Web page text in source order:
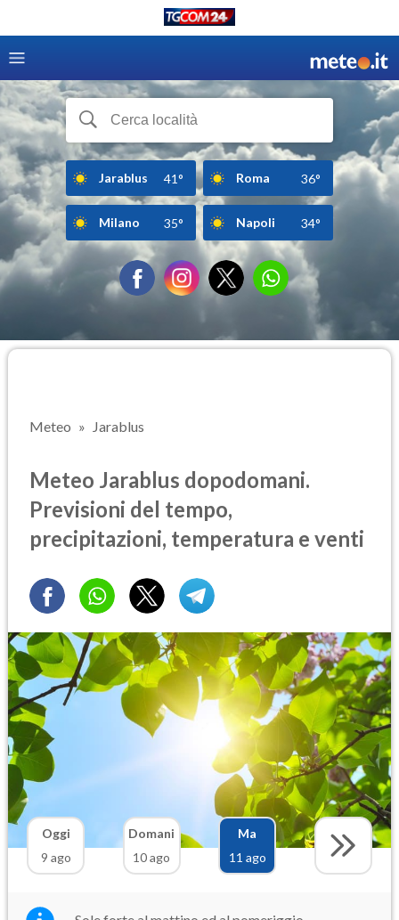
Jarablus 41° Roma 36°
Milano 35° Napoli 34°
Meteo Jarablus
Meteo Jarablus dopodomani.
Previsioni del tempo,
precipitazioni, temperatura e venti
Oggi
9 ago
Domani
10 ago
Ma
11 ago